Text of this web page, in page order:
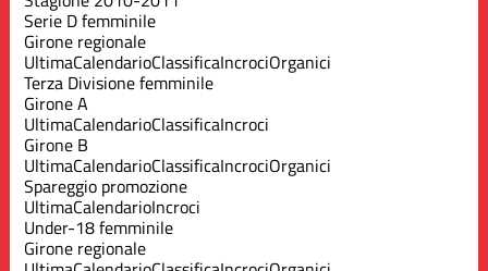
Serie D femminile
Girone regionale
UltimaCalendarioClassificaIncrociOrganici
Terza Divisione femminile
Girone A
UltimaCalendarioClassificaIncroci
Girone B
UltimaCalendarioClassificaIncrociOrganici
Spareggio promozione
UltimaCalendarioIncroci
Under-18 femminile
Girone regionale